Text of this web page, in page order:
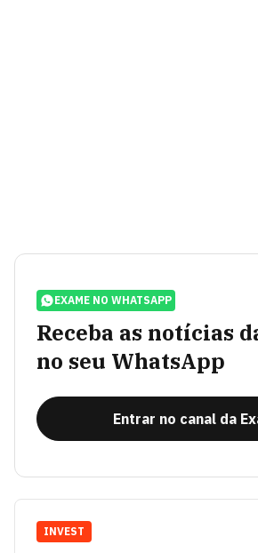
EXAME NO WHATSAPP
Receba as notícias
no seu WhatsApp
Entrar no canal da
INVEST